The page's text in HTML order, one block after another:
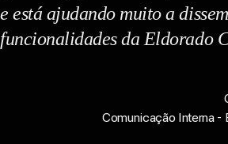
e está ajudando muito a
funcionalidades da Eldorado
Comunicação Interna -